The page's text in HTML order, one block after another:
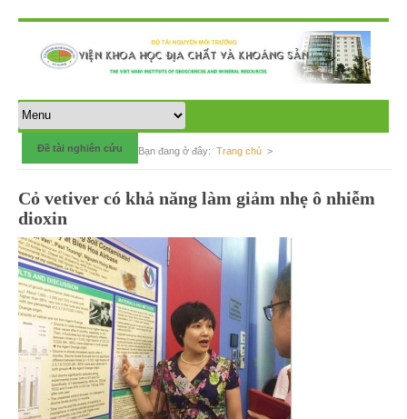
Bạn đang ở đây: Trang chủ >
Đề tài nghiên cứu
Cỏ vetiver có khả năng làm giảm nhẹ ô nhiễm
dioxin